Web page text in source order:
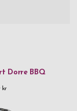
Dorre BBQ
kr